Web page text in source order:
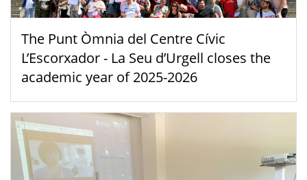
The Punt Òmnia del Centre Cívic
L’Escorxador - La Seu d’Urgell closes the
academic year of 2025-2026